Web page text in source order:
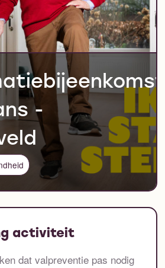
-
activiteit
dat valpreventie pas nodig